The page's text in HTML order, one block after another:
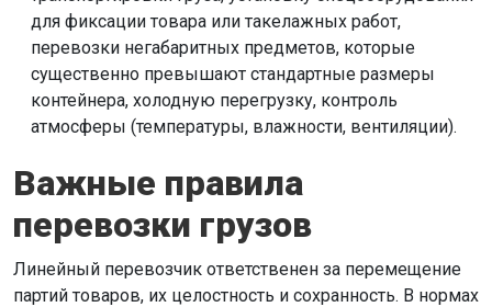
для фиксации товара или такелажных работ,
перевозки негабаритных предметов, которые
существенно превышают стандартные размеры
контейнера, холодную перегрузку, контроль
атмосферы (температуры, влажности, вентиляции).
Важные правила
перевозки грузов
Линейный перевозчик ответственен за перемещение
партий товаров, их целостность и сохранность. В нормах